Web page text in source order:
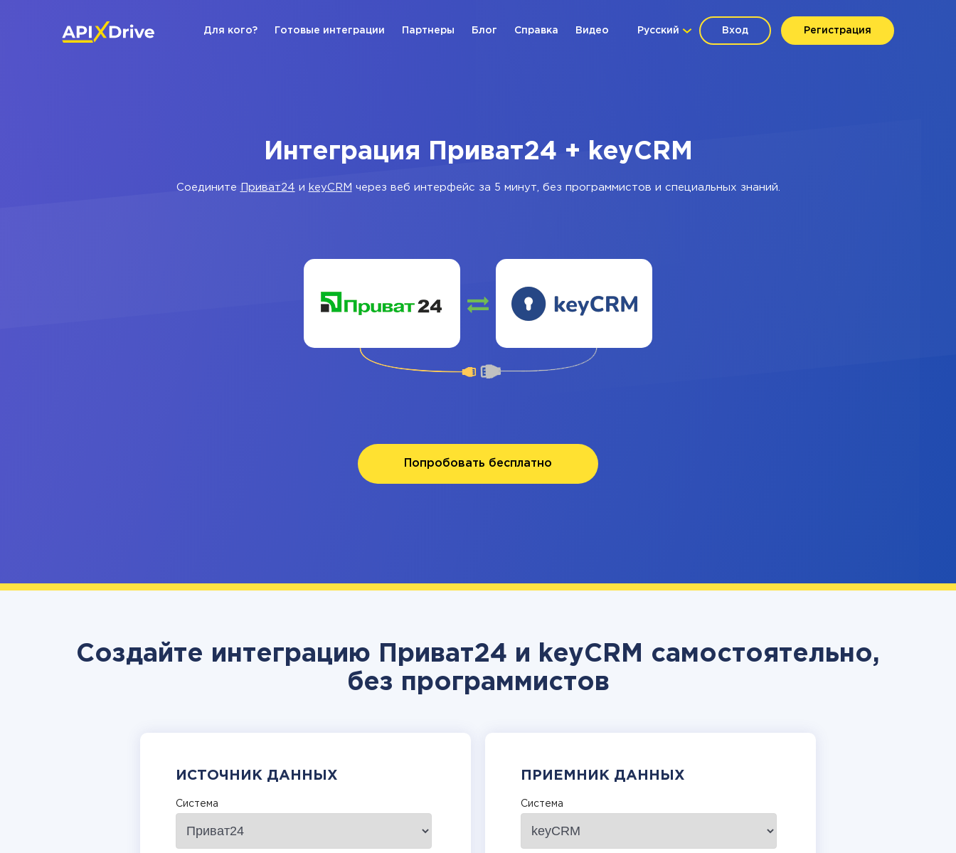
Вход Регистрация
Русский
Для кого? Готовые интеграции Партнеры Блог Справка Видео
Интеграция Приват24 + keyCRM
Соедините Приват24 и keyCRM через веб интерфейс за 5 минут, без программистов и специальных знаний.
Попробовать бесплатно
Создайте интеграцию Приват24 и keyCRM самостоятельно,
без программистов
ИСТОЧНИК ДАННЫХ
Система
ПРИЕМНИК ДАННЫХ
Система